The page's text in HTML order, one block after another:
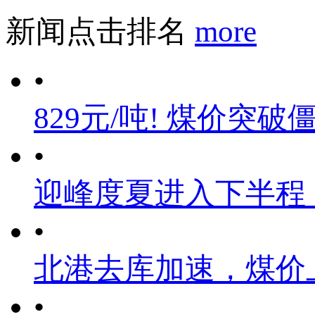
新闻点击排名 more
•
829元/吨! 煤价突破
•
迎峰度夏进入下半
•
北港去库加速，煤
•